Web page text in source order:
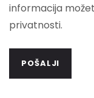
informacija
privatnosti.